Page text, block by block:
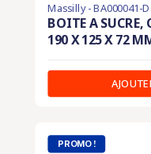
Massilly - BA000041-D
BOITE A SUCRE,
190 X 125 X 72
PROMO !